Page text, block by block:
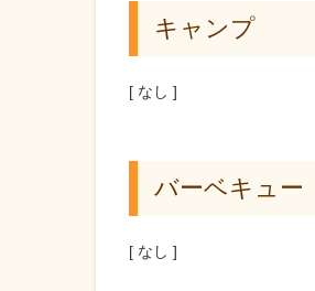
キャンプ
[ なし ]
バーベキュー
[ なし ]